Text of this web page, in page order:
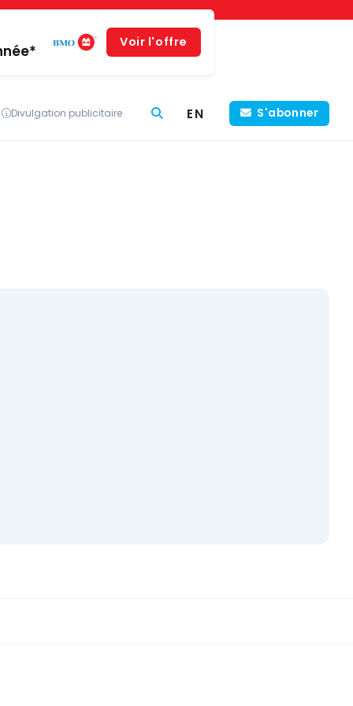
Voir l'offre
Divulgation publicitaire EN S'abonner